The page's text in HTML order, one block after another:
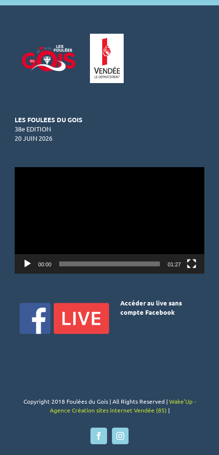
LES FOULEES DU GOIS
38e EDITION
20 JUIN 2026
00:00 01:27
Accéder au live sans
compte Facebook
Copyright 2018 Foulées du Gois | All Rights Reserved |Wake'Up -
Agence Création sites internet Vendée (85) |
FacebookInstagram